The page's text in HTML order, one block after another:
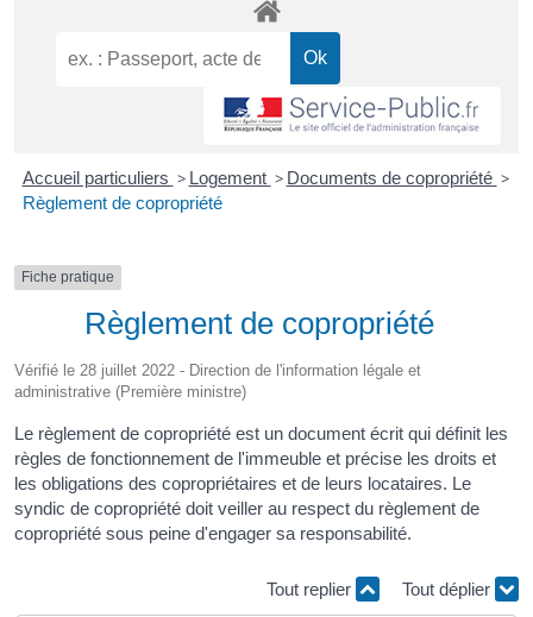
Accueil particuliers > Logement > Documents de copropriété >
Règlement de copropriété
Fiche pratique
Règlement de copropriété
Vérifié le 28 juillet 2022 - Direction de l'information légale et
administrative (Première ministre)
Le règlement de copropriété est un document écrit qui définit les
règles de fonctionnement de l'immeuble et précise les droits et
les obligations des copropriétaires et de leurs locataires. Le
syndic de copropriété doit veiller au respect du règlement de
copropriété sous peine d'engager sa responsabilité.
Tout replier Tout déplier